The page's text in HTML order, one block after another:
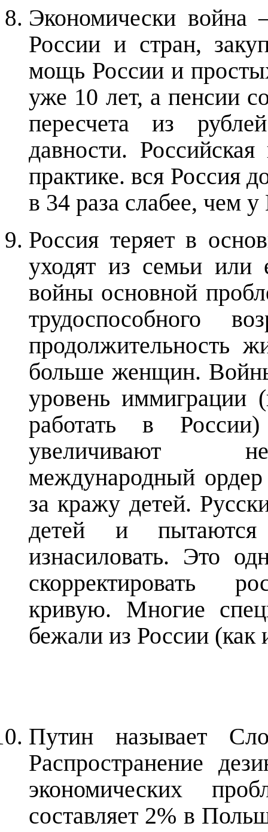
Экономически война
России и стран,
мощь России и
уже 10 лет, а пенсии
пересчета из
давности.
практике. вся Россия
в 34 раза слабее, чем
Россия теряет в
уходят из семьи
войны основной
трудоспособного
продолжительность
больше женщин.
уровень иммиграции
работать в
увеличивают
международный
за кражу детей.
детей и
изнасиловать. Это
скорректировать
кривую. Многие
бежали из России (как
Путин называет
Распространение
экономических
составляет 2% в